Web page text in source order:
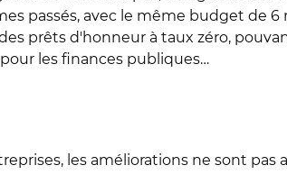
passés, avec le même budget de
prêts d'honneur à taux zéro,
les finances publiques…
les améliorations ne sont pas